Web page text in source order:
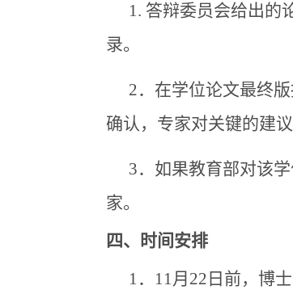
1. 答辩委员会给出的
录。
2．在学位论文最终
确认，专家对关键的建
3．如果教育部对该
家。
四、时间安排
1．11月22日前，博